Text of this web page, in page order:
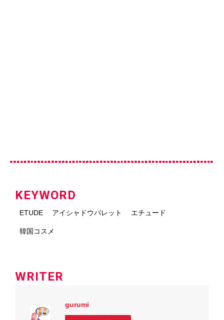
KEYWORD
ETUDE アイシャドウパレット エチュード
韓国コスメ
WRITER
gurumi